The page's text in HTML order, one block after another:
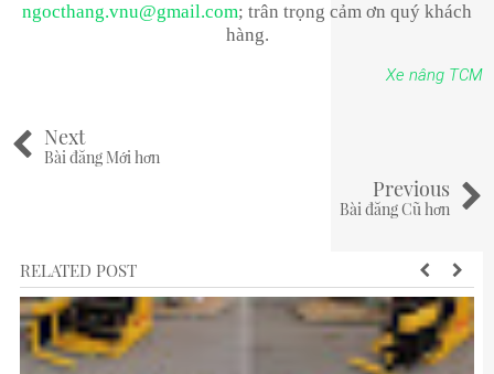
ngocthang.vnu@gmail.com; trân trọng cảm ơn quý khách
hàng.
Xe nâng TCM
Next
Bài đăng Mới hơn
Previous
Bài đăng Cũ hơn
RELATED POST